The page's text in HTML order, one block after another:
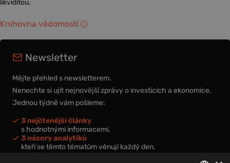
likviditou.
Knihovna vědomostí
Newsletter
Mějte přehled s newsletterem.
Nenechte si ujít nejnovější zprávy o investicích a ekonomice.
Jednou týdně vám pošleme:
3 nejčtenější články
s hodnotnými informacemi,
3 názory analytiků
kteří se těmto tématům věnují každý den,
nová videa a podcasty